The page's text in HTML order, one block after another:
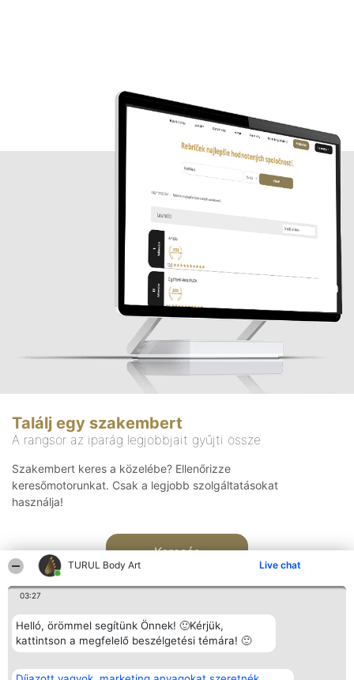
TURUL Body Art Live chat
03:27
Helló, örömmel segítünk Önnek! 🙂Kérjük,
kattintson a megfelelő beszélgetési témára! 🙂
Találj egy szakembert
A rangsor az iparág legjobbjait gyűjti össze
Szakembert keres a közelébe? Ellenőrizze
keresőmotorunkat. Csak a legjobb szolgáltatásokat
használja!
Keresés
Rangsorszervező Népszavazás Elérhetőség